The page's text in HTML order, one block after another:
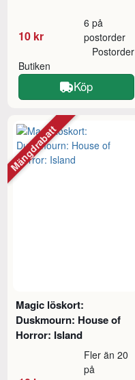
10 kr
6 på
postorder
Butiken
Postorder
Köp
Magic löskort:
Duskmourn: House of
Horror: Island
Fler än 20
på
Mängdrabatt